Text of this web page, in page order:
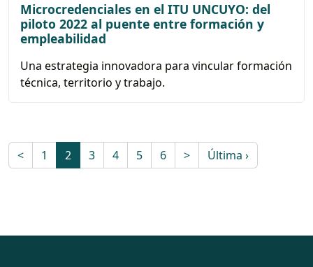
Microcredenciales en el ITU UNCUYO: del
piloto 2022 al puente entre formación y
empleabilidad
Una estrategia innovadora para vincular formación
técnica, territorio y trabajo.
< 1 2 3 4 5 6 > Última ›